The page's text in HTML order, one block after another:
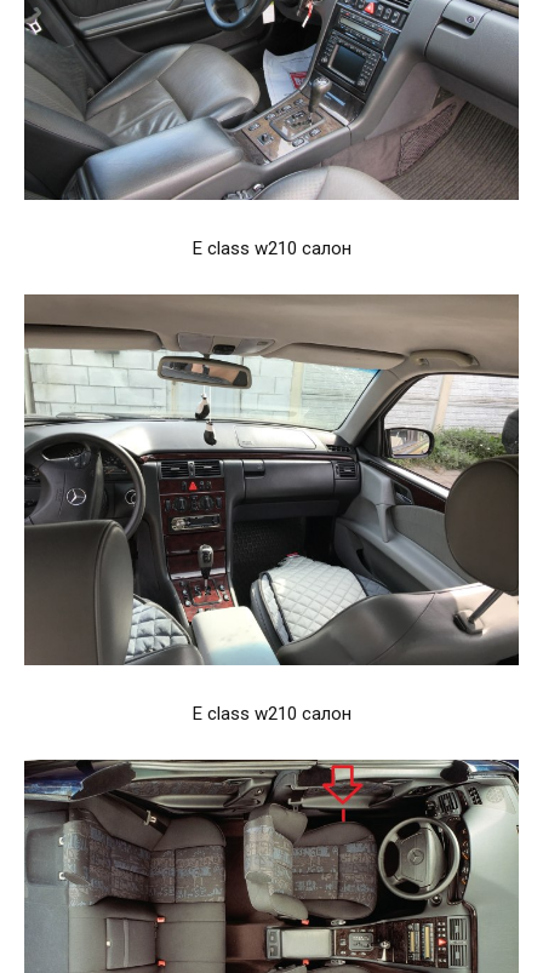
E class w210 салон
E class w210 салон